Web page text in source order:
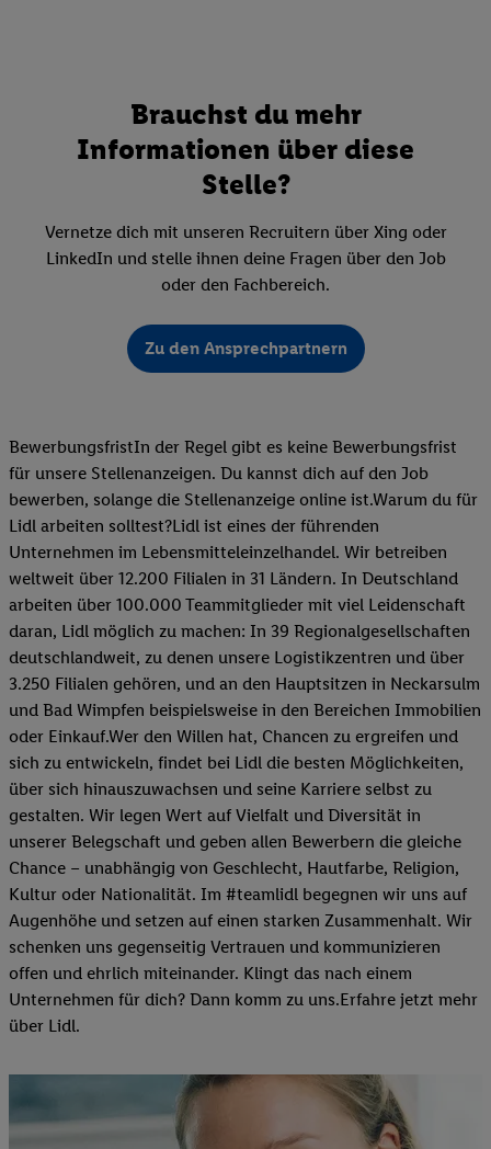
Brauchst du mehr
Informationen über diese
Stelle?
Vernetze dich mit unseren Recruitern über Xing oder
LinkedIn und stelle ihnen deine Fragen über den Job
oder den Fachbereich.
Zu den Ansprechpartnern
BewerbungsfristIn der Regel gibt es keine Bewerbungsfrist
für unsere Stellenanzeigen. Du kannst dich auf den Job
bewerben, solange die Stellenanzeige online ist.Warum du für
Lidl arbeiten solltest?Lidl ist eines der führenden
Unternehmen im Lebensmitteleinzelhandel. Wir betreiben
weltweit über 12.200 Filialen in 31 Ländern. In Deutschland
arbeiten über 100.000 Teammitglieder mit viel Leidenschaft
daran, Lidl möglich zu machen: In 39 Regionalgesellschaften
deutschlandweit, zu denen unsere Logistikzentren und über
3.250 Filialen gehören, und an den Hauptsitzen in Neckarsulm
und Bad Wimpfen beispielsweise in den Bereichen Immobilien
oder Einkauf.Wer den Willen hat, Chancen zu ergreifen und
sich zu entwickeln, findet bei Lidl die besten Möglichkeiten,
über sich hinauszuwachsen und seine Karriere selbst zu
gestalten. Wir legen Wert auf Vielfalt und Diversität in
unserer Belegschaft und geben allen Bewerbern die gleiche
Chance – unabhängig von Geschlecht, Hautfarbe, Religion,
Kultur oder Nationalität. Im #teamlidl begegnen wir uns auf
Augenhöhe und setzen auf einen starken Zusammenhalt. Wir
schenken uns gegenseitig Vertrauen und kommunizieren
offen und ehrlich miteinander. Klingt das nach einem
Unternehmen für dich? Dann komm zu uns.​Erfahre jetzt mehr
über Lidl.